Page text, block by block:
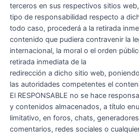
terceros en sus respectivos sitios
tipo de responsabilidad respecto a
todo caso, procederá a la retirada
contenido que pudiera contravenir la
internacional, la moral o el orden
retirada inmediata de la
redirección a dicho sitio web,
las autoridades competentes el
El RESPONSABLE no se hace
y contenidos almacenados, a título
limitativo, en foros, chats,
comentarios, redes sociales o